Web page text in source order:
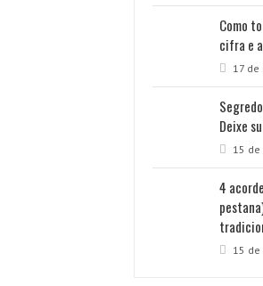
Como
cifra e
17 de
Deixe
15
4
15